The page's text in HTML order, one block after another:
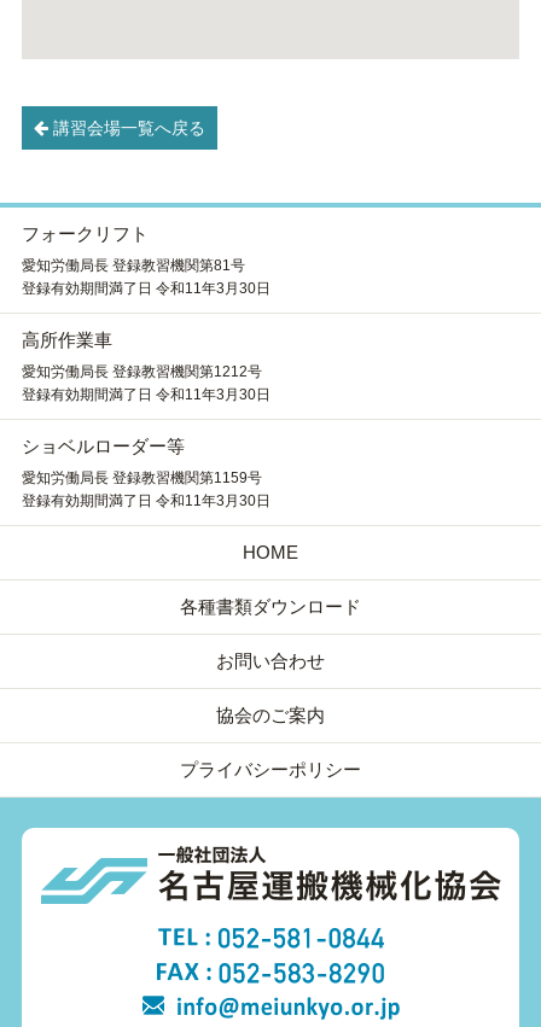
講習会場一覧へ戻る
フォークリフト
愛知労働局長 登録教習機関第81号
登録有効期間満了日 令和11年3月30日
高所作業車
愛知労働局長 登録教習機関第1212号
登録有効期間満了日 令和11年3月30日
ショベルローダー等
愛知労働局長 登録教習機関第1159号
登録有効期間満了日 令和11年3月30日
HOME
各種書類ダウンロード
お問い合わせ
協会のご案内
プライバシーポリシー